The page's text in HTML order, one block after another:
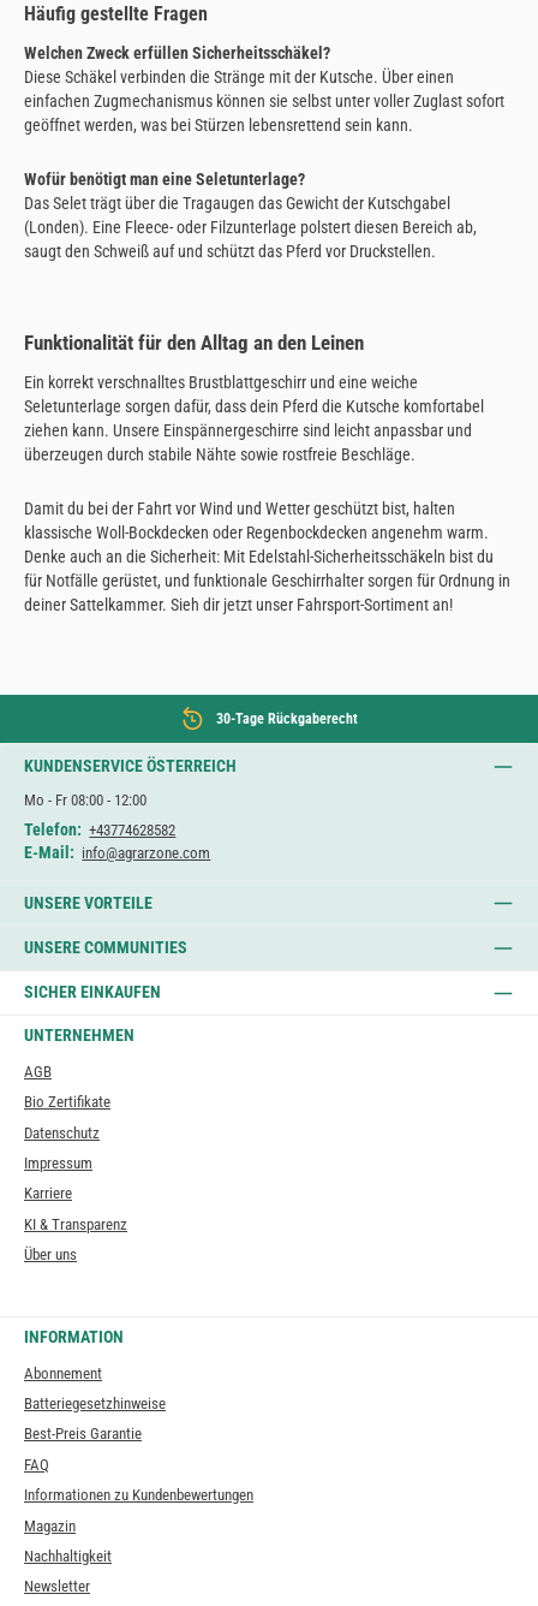
Häufig gestellte Fragen
Welchen Zweck erfüllen Sicherheitsschäkel?
Diese Schäkel verbinden die Stränge mit der Kutsche. Über einen
einfachen Zugmechanismus können sie selbst unter voller Zuglast sofort
geöffnet werden, was bei Stürzen lebensrettend sein kann.
Wofür benötigt man eine Seletunterlage?
Das Selet trägt über die Tragaugen das Gewicht der Kutschgabel
(Londen). Eine Fleece- oder Filzunterlage polstert diesen Bereich ab,
saugt den Schweiß auf und schützt das Pferd vor Druckstellen.
Funktionalität für den Alltag an den Leinen
Ein korrekt verschnalltes Brustblattgeschirr und eine weiche
Seletunterlage sorgen dafür, dass dein Pferd die Kutsche komfortabel
ziehen kann. Unsere Einspännergeschirre sind leicht anpassbar und
überzeugen durch stabile Nähte sowie rostfreie Beschläge.
Damit du bei der Fahrt vor Wind und Wetter geschützt bist, halten
klassische Woll-Bockdecken oder Regenbockdecken angenehm warm.
Denke auch an die Sicherheit: Mit Edelstahl-Sicherheitsschäkeln bist du
für Notfälle gerüstet, und funktionale Geschirrhalter sorgen für Ordnung in
deiner Sattelkammer. Sieh dir jetzt unser Fahrsport-Sortiment an!
30-Tage Rückgaberecht
KUNDENSERVICE ÖSTERREICH
Mo - Fr 08:00 - 12:00
Telefon: +43774628582
E-Mail: info@agrarzone.com
UNSERE VORTEILE
UNSERE COMMUNITIES
SICHER EINKAUFEN
UNTERNEHMEN
AGB
Bio Zertifikate
Datenschutz
Impressum
Karriere
KI & Transparenz
Über uns
INFORMATION
Abonnement
Batteriegesetzhinweise
Best-Preis Garantie
FAQ
Informationen zu Kundenbewertungen
Magazin
Nachhaltigkeit
Newsletter